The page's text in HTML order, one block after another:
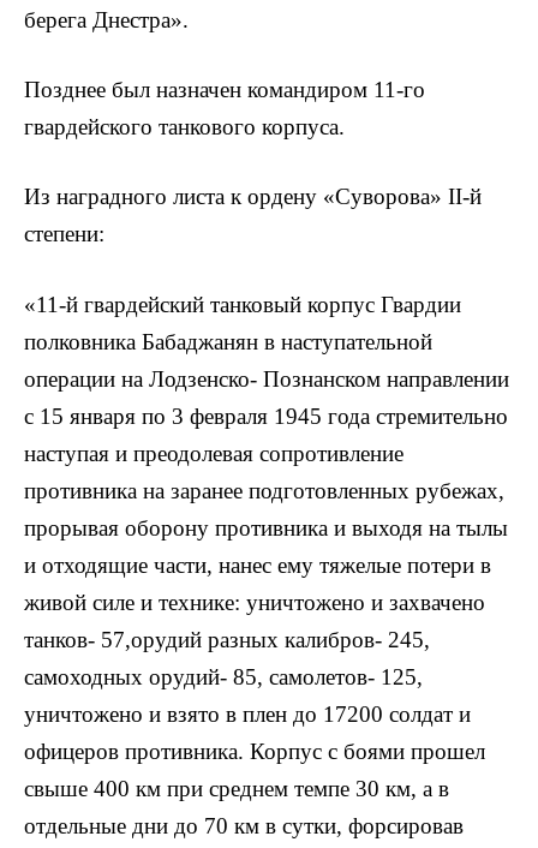
берега Днестра».
Позднее был назначен командиром 11-го
гвардейского танкового корпуса.
Из наградного листа к ордену «Суворова» II-й
степени:
«11-й гвардейский танковый корпус Гвардии
полковника Бабаджанян в наступательной
операции на Лодзенско- Познанском направлении
с 15 января по 3 февраля 1945 года стремительно
наступая и преодолевая сопротивление
противника на заранее подготовленных рубежах,
прорывая оборону противника и выходя на тылы
и отходящие части, нанес ему тяжелые потери в
живой силе и технике: уничтожено и захвачено
танков- 57,орудий разных калибров- 245,
самоходных орудий- 85, самолетов- 125,
уничтожено и взято в плен до 17200 солдат и
офицеров противника. Корпус с боями прошел
свыше 400 км при среднем темпе 30 км, а в
отдельные дни до 70 км в сутки, форсировав